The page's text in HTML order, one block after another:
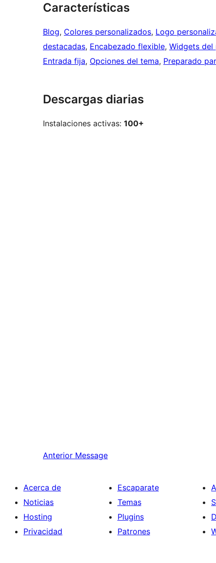
Características
Blog, Colores personalizados, Logo
destacadas, Encabezado flexible, Widgets del
Entrada fija, Opciones del tema, Preparado
Descargas diarias
Instalaciones activas: 100+
Anterior Message
Acerca de
Noticias
Hosting
Privacidad
Escaparate
Temas
Plugins
Patrones